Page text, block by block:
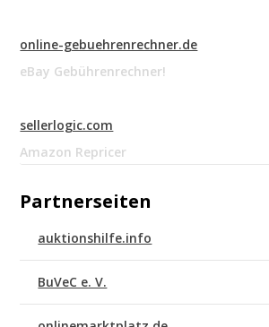
online-gebuehrenrechner.de
eBay Gebührenrechner!
sellerlogic.com
Amazon Repricer
Partnerseiten
auktionshilfe.info
BuVeC e. V.